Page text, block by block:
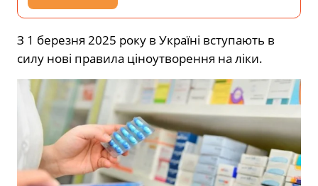
З 1 березня 2025 року в Україні вступають в
силу нові правила ціноутворення на ліки.